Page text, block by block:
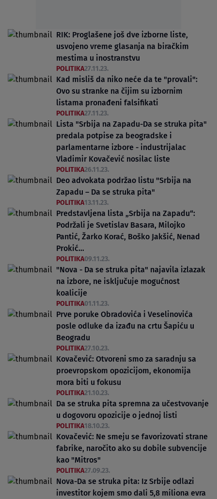
RIK: Proglašene još dve izborne liste,
usvojeno vreme glasanja na biračkim
mestima u inostranstvu
POLITIKA27.11.23.
Kad misliš da niko neće da te "provali":
Ovo su stranke na čijim su izbornim
listama pronađeni falsifikati
POLITIKA27.11.23.
Lista "Srbija na Zapadu-Da se struka pita"
predala potpise za beogradske i
parlamentarne izbore - industrijalac
Vladimir Kovačević nosilac liste
POLITIKA26.11.23.
Deo advokata podržao listu "Srbija na
Zapadu – Da se struka pita"
POLITIKA13.11.23.
Predstavljena lista „Srbija na Zapadu“:
Podržali je Svetislav Basara, Milojko
Pantić, Žarko Korać, Boško Jakšić, Nenad
Prokić…
POLITIKA09.11.23.
"Nova - Da se struka pita" najavila izlazak
na izbore, ne isključuje mogućnost
koalicije
POLITIKA01.11.23.
Prve poruke Obradovića i Veselinovića
posle odluke da izađu na crtu Šapiću u
Beogradu
POLITIKA27.10.23.
Kovačević: Otvoreni smo za saradnju sa
proevropskom opozicijom, ekonomija
mora biti u fokusu
POLITIKA21.10.23.
Da se struka pita spremna za učestvovanje
u dogovoru opozicije o jednoj listi
POLITIKA18.10.23.
Kovačević: Ne smeju se favorizovati strane
fabrike, naročito ako su dobile subvencije
kao "Mitros"
POLITIKA27.09.23.
Nova-Da se struka pita: Iz Srbije odlazi
investitor kojem smo dali 5,8 miliona evra